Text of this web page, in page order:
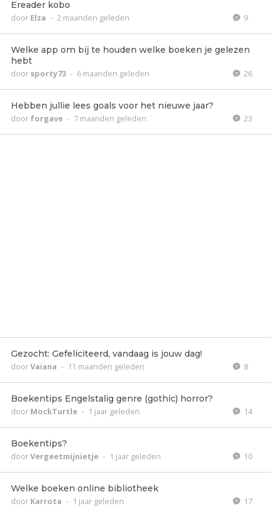
Ereader kobo
door Elza - 2 maanden geleden 9
Welke app om bij te houden welke boeken je gelezen
hebt
door sporty73 - 6 maanden geleden 26
Hebben jullie lees goals voor het nieuwe jaar?
door forgave - 7 maanden geleden 23
Gezocht: Gefeliciteerd, vandaag is jouw dag!
doorVaiana - 11 maanden geleden 8
Boekentips Engelstalig genre (gothic) horror?
door MockTurtle - 1 jaar geleden 14
Boekentips?
doorVergeetmijnietje - 1 jaar geleden 10
Welke boeken online bibliotheek
door Karrota - 1 jaar geleden 17